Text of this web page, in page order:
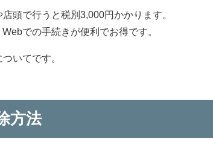
頭で行うと税別3,000円かかります。
での手続きが便利でお得です。
いてです。
方法